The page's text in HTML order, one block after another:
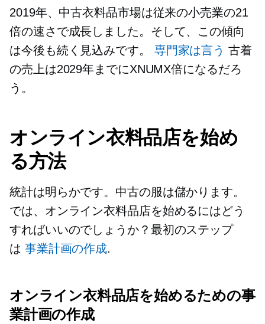
2019年、中古衣料品市場は従来の小売業の21
倍の速さで成長しました。そして、この傾向
は今後も続く見込みです。 専門家は言う 古着
の売上は2029年までにXNUMX倍になるだろ
う。
オンライン衣料品店を始め
る方法
統計は明らかです。中古の服は儲かります。
では、オンライン衣料品店を始めるにはどう
すればいいのでしょうか？最初のステップ
は 事業計画の作成.
オンライン衣料品店を始めるための事
業計画の作成